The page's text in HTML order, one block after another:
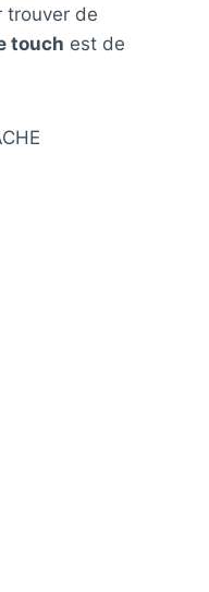
trouver de
touch est de